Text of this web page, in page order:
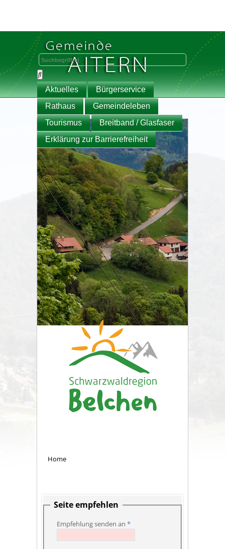
Aktuelles
Bürgerservice
Rathaus
Gemeindeleben
Tourismus
Breitband / Glasfaser
Erklärung zur Barrierefreiheit
Home
Seite empfehlen
Empfehlung senden an *